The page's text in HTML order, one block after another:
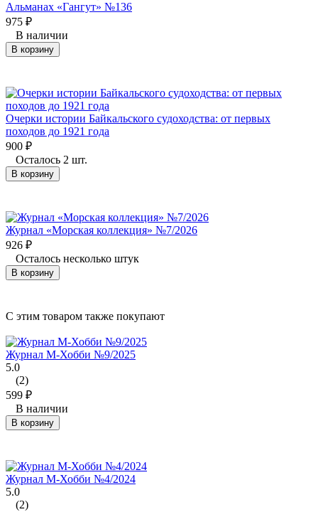
Альманах «Гангут» №136
975 ₽
В наличии
В корзину
Очерки истории Байкальского судоходства: от первых
походов до 1921 года
900 ₽
Осталось 2 шт.
В корзину
Журнал «Морская коллекция» №7/2026
926 ₽
Осталось несколько штук
В корзину
C этим товаром также покупают
Журнал М-Хобби №9/2025
5.0
(2)
599 ₽
В наличии
В корзину
Журнал М-Хобби №4/2024
5.0
(2)